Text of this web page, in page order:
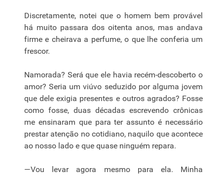
Discretamente, notei que o homem bem provável
há muito passara dos oitenta anos, mas andava
firme e cheirava a perfume, o que lhe conferia um
frescor.
Namorada? Será que ele havia recém-descoberto o
amor? Seria um viúvo seduzido por alguma jovem
que dele exigia presentes e outros agrados? Fosse
como fosse, duas décadas escrevendo crônicas
me ensinaram que para ter assunto é necessário
prestar atenção no cotidiano, naquilo que acontece
ao nosso lado e que quase ninguém repara.
—Vou levar agora mesmo para ela. Minha